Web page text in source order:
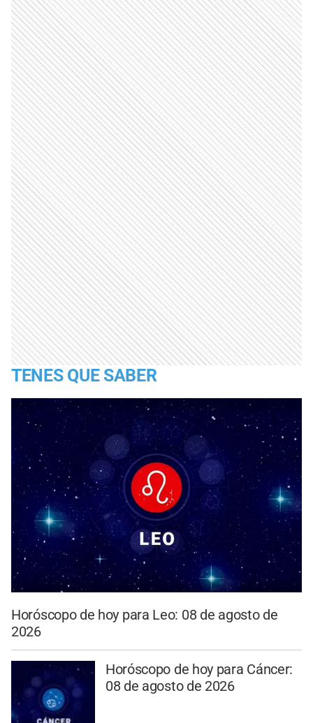
TENES QUE SABER
Horóscopo de hoy para Leo: 08 de agosto de
2026
Horóscopo de hoy para Cáncer:
08 de agosto de 2026